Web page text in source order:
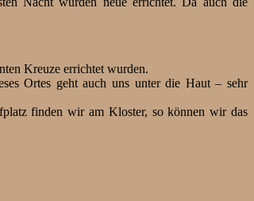
Kreuze errichtet wurden.
Ortes geht auch uns unter die Haut – sehr
finden wir am Kloster, so können wir das